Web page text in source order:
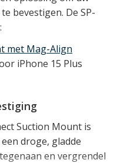
bevestigen. De SP-
met Mag-Align
iPhone 15 Plus
Suction Mount is
droge, gladde
en vergrendel